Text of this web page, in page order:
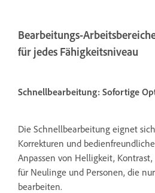
Bearbeitungs-
für jedes Fähigkeitsniveau
Schnellbearbeitung: Sofortige
Die Schnellbearbeitung eignet
Korrekturen und
Anpassen von Helligkeit,
für Neulinge und Personen, die
bearbeiten.